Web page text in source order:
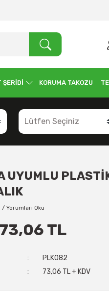
ŞERİDİ KORUMA TAKOZU
UYUMLU
/ Yorumları Oku
73,06 TL
PLK082
73,06 TL + KDV